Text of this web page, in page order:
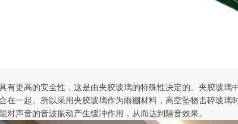
有更高的安全性，这是由夹胶玻璃的特殊性决定的。夹胶玻
在一起。所以采用夹胶玻璃作为雨棚材料，高空坠物击碎玻璃
对声音的音波振动产生缓冲作用，从而达到隔音效果。